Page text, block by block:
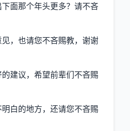
面那个年头更多？请不吝
，也请您不吝赐教，谢谢
建议，希望前辈们不吝赐
白的地方，还请您不吝赐